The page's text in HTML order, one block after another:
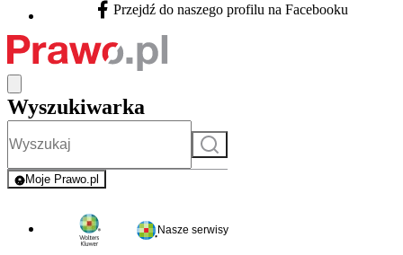
Facebook - otwiera się w nowej karcie
Przejdź do naszego profilu na Facebooku
Wyszukiwarka
Szukaj
Moje Prawo.pl
- rejestracja i logowanie do serwisu
Nasze serwisy